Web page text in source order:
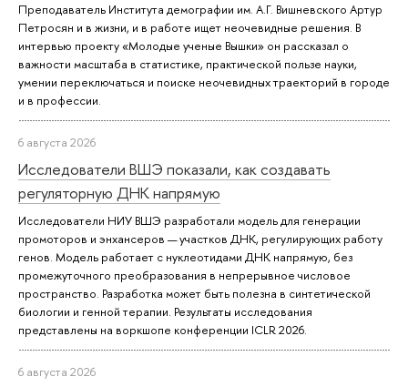
Преподаватель Института демографии им. А.Г. Вишневского Артур
Петросян и в жизни, и в работе ищет неочевидные решения. В
интервью проекту «Молодые ученые Вышки» он рассказал о
важности масштаба в статистике, практической пользе науки,
умении переключаться и поиске неочевидных траекторий в городе
и в профессии.
6 августа 2026
Исследователи ВШЭ показали, как создавать
регуляторную ДНК напрямую
Исследователи НИУ ВШЭ разработали модель для генерации
промоторов и энхансеров — участков ДНК, регулирующих работу
генов. Модель работает с нуклеотидами ДНК напрямую, без
промежуточного преобразования в непрерывное числовое
пространство. Разработка может быть полезна в синтетической
биологии и генной терапии. Результаты исследования
представлены на воркшопе конференции ICLR 2026.
6 августа 2026